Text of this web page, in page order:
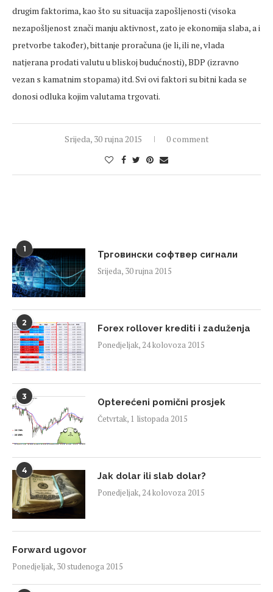
drugim faktorima, kao što su situacija zapošljenosti (visoka
nezapošljenost znači manju aktivnost, zato je ekonomija slaba, a i
pretvorbe također), bittanje proračuna (je li, ili ne, vlada
natjerana prodati valutu u bliskoj budućnosti), BDP (izravno
vezan s kamatnim stopama) itd. Svi ovi faktori su bitni kada se
donosi odluka kojim valutama trgovati.
Srijeda, 30 rujna 2015 0 comment
1
Трговински софтвер сигнали
Srijeda, 30 rujna 2015
2
Forex rollover krediti i zaduženja
Ponedjeljak, 24 kolovoza 2015
3
Opterećeni pomični prosjek
Četvrtak, 1 listopada 2015
4
Jak dolar ili slab dolar?
Ponedjeljak, 24 kolovoza 2015
Forward ugovor
Ponedjeljak, 30 studenoga 2015